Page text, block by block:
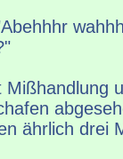
Mißhandlung
ährlich drei